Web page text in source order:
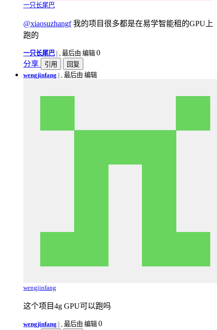
一只长尾巴
@xiaosuzhangf我的项目很多都是在易学智能租的GPU上
跑的
一只长尾巴| , 最后由 编辑 0
分享
引用
回复
wengjinfang | , 最后由 编辑
wengjinfang
这个项目4g GPU可以跑吗
wengjinfang | , 最后由 编辑 0